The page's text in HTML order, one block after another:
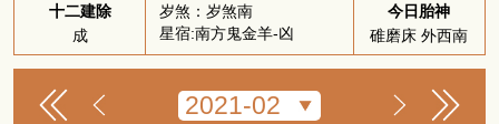
十二建除
成
岁煞：岁煞南
星宿:南方鬼金羊-凶
今日胎神
碓磨床 外西南